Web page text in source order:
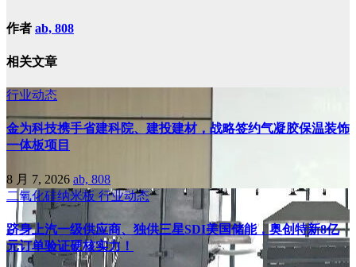
作者 ab, 808
相关文章
行业动态
金为科技携手省建科院、建投建材，战略签约气凝胶保温装饰
一体板项目
8 月 7, 2026 ab, 808
二氧化硅纳米板 行业动态
跻身上汽一级供应商、独供三星SDI美国储能，奥创特新8亿
元订单验证硬核实力！